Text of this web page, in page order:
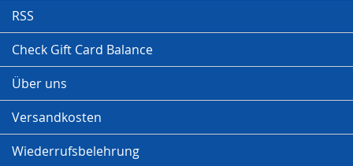
RSS
Check Gift Card Balance
Über uns
Versandkosten
Wiederrufsbelehrung